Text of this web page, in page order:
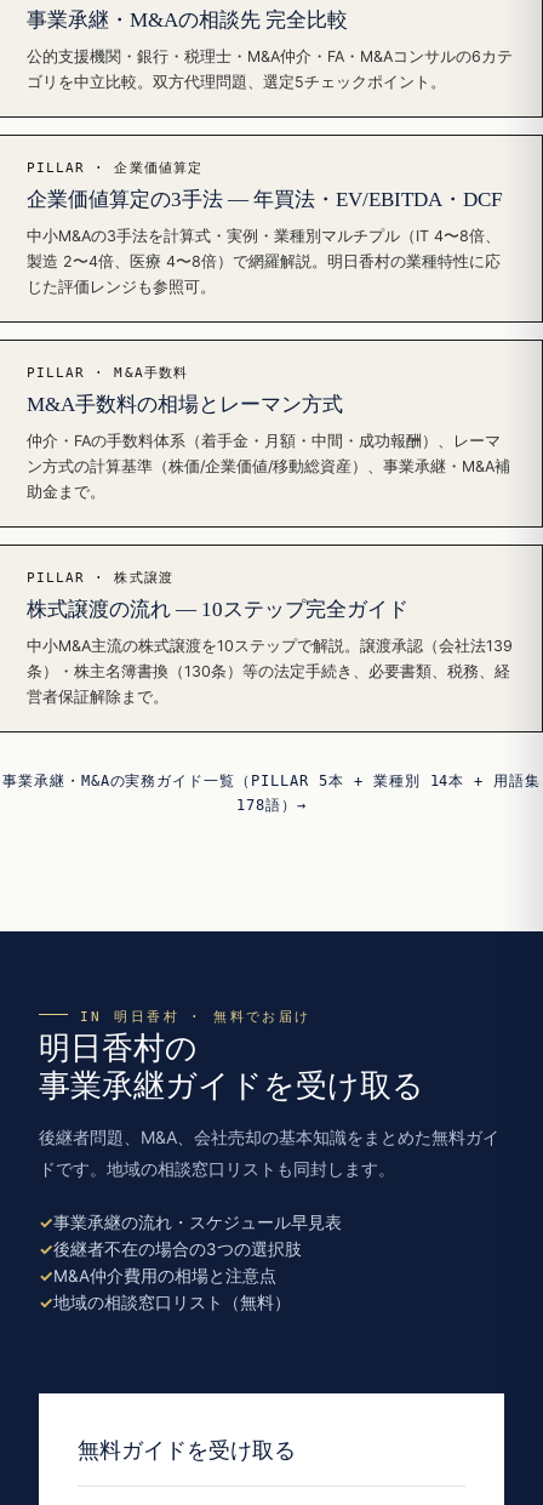
事業承継・M&Aの相談先 完全比較
公的支援機関・銀行・税理士・M&A仲介・FA・M&Aコンサルの6カテ
ゴリを中立比較。双方代理問題、選定5チェックポイント。
PILLAR · 企業価値算定
企業価値算定の3手法 — 年買法・EV/EBITDA・DCF
中小M&Aの3手法を計算式・実例・業種別マルチプル（IT 4〜8倍、
製造 2〜4倍、医療 4〜8倍）で網羅解説。明日香村の業種特性に応
じた評価レンジも参照可。
PILLAR · M&A手数料
M&A手数料の相場とレーマン方式
仲介・FAの手数料体系（着手金・月額・中間・成功報酬）、レーマ
ン方式の計算基準（株価/企業価値/移動総資産）、事業承継・M&A補
助金まで。
PILLAR · 株式譲渡
株式譲渡の流れ — 10ステップ完全ガイド
中小M&A主流の株式譲渡を10ステップで解説。譲渡承認（会社法139
条）・株主名簿書換（130条）等の法定手続き、必要書類、税務、経
営者保証解除まで。
事業承継・M&Aの実務ガイド一覧（PILLAR 5本 + 業種別 14本 + 用語集
178語）→
IN 明日香村 · 無料でお届け
明日香村の
事業承継ガイドを受け取る
後継者問題、M&A、会社売却の基本知識をまとめた無料ガイ
ドです。地域の相談窓口リストも同封します。
事業承継の流れ・スケジュール早見表
後継者不在の場合の3つの選択肢
M&A仲介費用の相場と注意点
地域の相談窓口リスト（無料）
無料ガイドを受け取る